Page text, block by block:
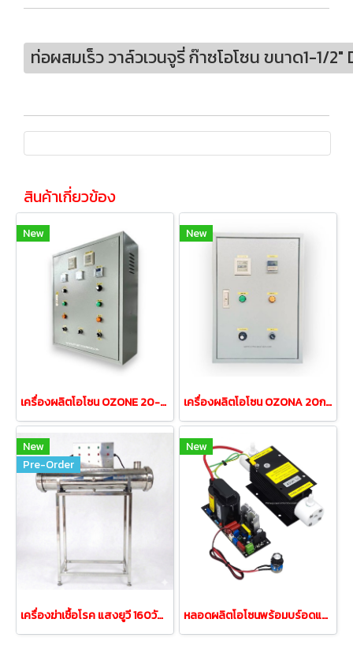
ท่อผสมเร็ว วาล์วเวนจูรี่ ก๊าซโอโซน ขนาด1-1/
สินค้าเกี่ยวข้อง
New
เครื่องผลิตโอโซน OZONE 20-40กรัม/ชั่วโมง แยกอิสระการทำงาน
New
เครื่องผลิตโอโซน OZONA 20กรัม/ชั่วโมง ใช้ได้ทั้งน้ำและอากาศ
New
Pre-Order
เครื่องฆ่าเชื้อโรค แสงยูวี 160วัตต์ UV 160 WATT
New
หลอดผลิตโอโซนพร้อมบร์อดแผงวงจร ขนาด 3กรัม/ชั่วโมง